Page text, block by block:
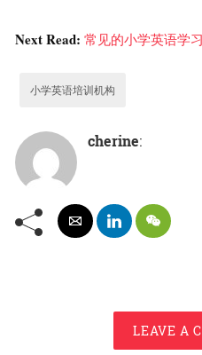
Next Read: 常见的小学英语学
小学英语培训机构
cherine:
LEAVE A